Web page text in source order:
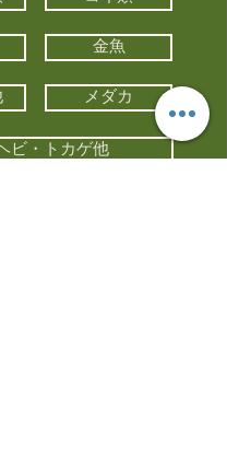
金魚
メダカ
ビ・トカゲ他